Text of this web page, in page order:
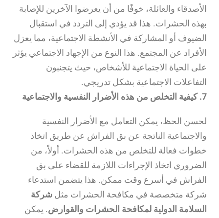
الأصدقاء والعائلة، خوفًا من أن يعرضوا الآخرين للإصابة
بهذه الحشرات. هذا قد يؤدي إلى التردد في استقبال
الضيوف أو المشاركة في الأنشطة الاجتماعية، مما يعزل
الأفراد عن المجتمع. هذا النوع من الإجهاد الاجتماعي يؤثر
على الحياة الاجتماعية للأشخاص، حيث يتجنبون
التفاعلات الاجتماعية بشكل تدريجي.
7. كيفية التخلص من هذه الأضرار النفسية والاجتماعية
لحسن الحظ، يمكن التعامل مع الأضرار النفسية
والاجتماعية الناتجة عن بق الفراش عن طريق اتخاذ
خطوات فعالة للتخلص من هذه الحشرات. أولاً، من
الضروري اتخاذ الإجراءات اللازمة للقضاء على بق
الفراش في أسرع وقت ممكن. هذا يتضمن استدعاء
شركة متخصصة في مكافحة الحشرات مثل شركة
السلامة الدولية لمكافحة الحشرات والقوارض. يمكن